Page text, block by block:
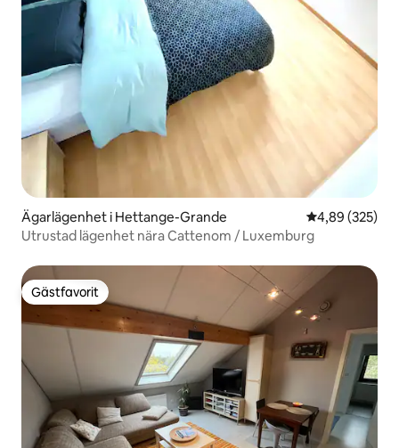
Ägarlägenhet i Hettange-Grande 4,89 av 5 i
4,89 (325)
Utrustad lägenhet nära Cattenom / Luxemburg
Gästfavorit
Gästfavorit